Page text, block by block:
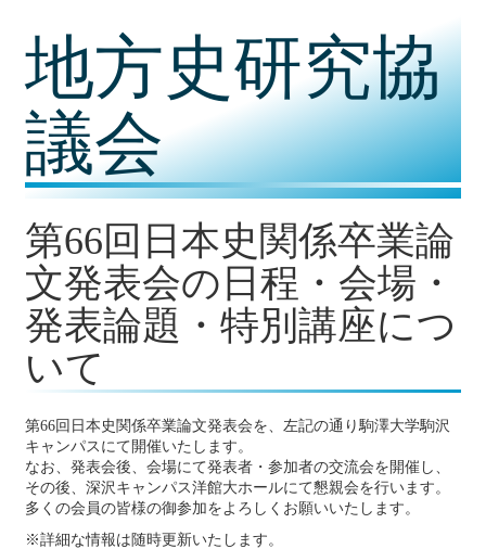
地方史研究協
議会
第66回日本史関係卒業論
文発表会の日程・会場・
発表論題・特別講座につ
いて
第66回日本史関係卒業論文発表会を、左記の通り駒澤大学駒沢
キャンパスにて開催いたします。
なお、発表会後、会場にて発表者・参加者の交流会を開催し、
その後、深沢キャンパス洋館大ホールにて懇親会を行います。
多くの会員の皆様の御参加をよろしくお願いいたします。
※詳細な情報は随時更新いたします。